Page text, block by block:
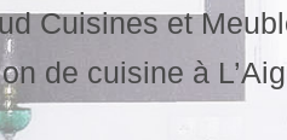
Cuisines et
de cuisine à